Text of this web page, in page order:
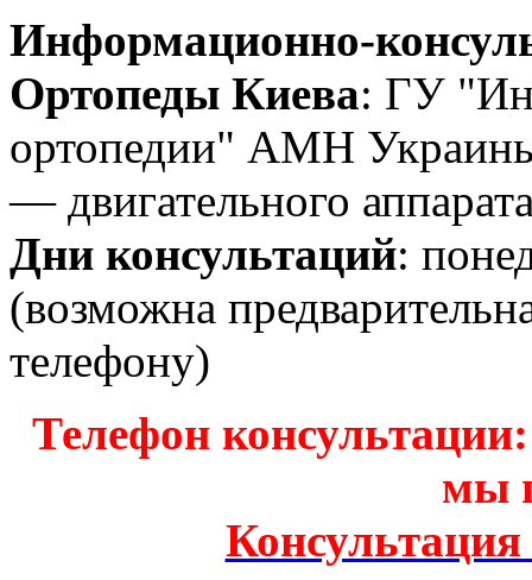
Информационно-
Ортопеды Киева: ГУ
ортопедии" АМН
— двигательного
Дни консультаций:
(возможна
телефону)
Телефон
мы